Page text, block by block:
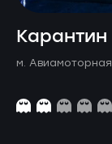
Карантин
м. Авиамоторная